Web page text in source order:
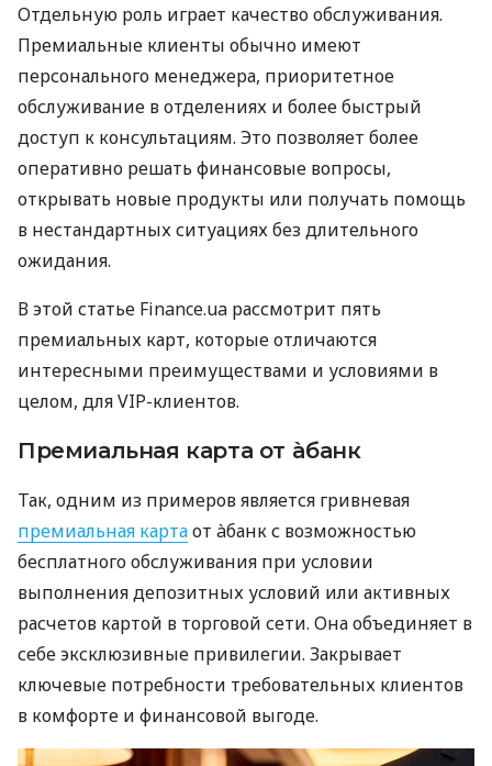
Отдельную роль играет качество обслуживания.
Премиальные клиенты обычно имеют
персонального менеджера, приоритетное
обслуживание в отделениях и более быстрый
доступ к консультациям. Это позволяет более
оперативно решать финансовые вопросы,
открывать новые продукты или получать помощь
в нестандартных ситуациях без длительного
ожидания.
В этой статье Finance.ua рассмотрит пять
премиальных карт, которые отличаются
интересными преимуществами и условиями в
целом, для VIP-клиентов.
Премиальная карта от àбанк
Так, одним из примеров является гривневая
премиальная картаот àбанк с возможностью
бесплатного обслуживания при условии
выполнения депозитных условий или активных
расчетов картой в торговой сети. Она объединяет в
себе эксклюзивные привилегии. Закрывает
ключевые потребности требовательных клиентов
в комфорте и финансовой выгоде.